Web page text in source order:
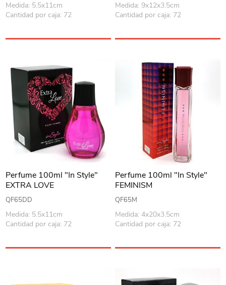
Medida: 5.5x11cm
Cantidad por caja: 72
Medida: 9x12x3.5cm
Cantidad por caja: 72
Perfume 100ml "In Style"
EXTRA LOVE
QF65DD
Medida: 5.5x11cm
Cantidad por caja: 72
Perfume 100ml "In Style"
FEMINISM
QF65M
Medida: 4x20x3.5cm
Cantidad por caja: 72